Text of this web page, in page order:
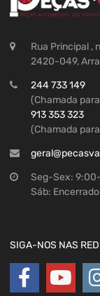
Rua Principal ,
2420-049,
244 733 149
(Chamada
913 353 323
(Chamada
Seg-Sex:
Sáb: Encerrado
SIGA-NOS NAS